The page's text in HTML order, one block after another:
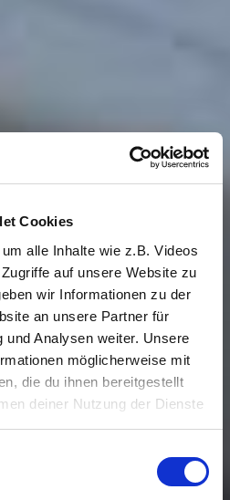
Cookies
alle Inhalte wie z.B. Videos
auf unsere Website zu
wir Informationen zu der
an unsere Partner für
und Analysen weiter. Unsere
möglicherweise mit
die du ihnen bereitgestellt
deiner Nutzung der Dienste